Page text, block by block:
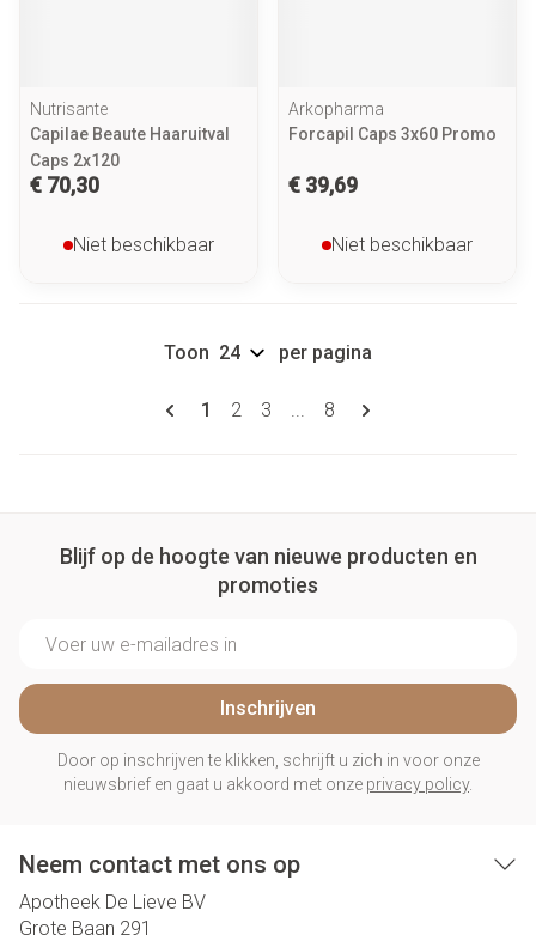
Nutrisante
Capilae Beaute Haaruitval
Caps 2x120
€ 70,30
Niet beschikbaar
Arkopharma
Forcapil Caps 3x60 Promo
€ 39,69
Niet beschikbaar
Pagina's
U lees momenteel pagina
1 Pagina
2 Pagina
3 ... Pagina
8
Toon per pagina
Blijf op de hoogte van nieuwe producten en
promoties
Inschrijven
Door op inschrijven te klikken, schrijft u zich in voor onze
nieuwsbrief en gaat u akkoord met onze privacy policy.
Neem contact met ons op
Apotheek De Lieve BV
Grote Baan 291